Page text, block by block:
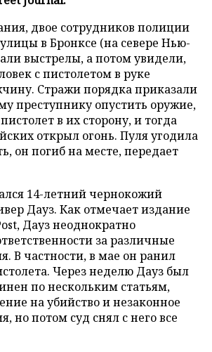
двое сотрудников полиции
в Бронксе (на севере Нью-
выстрелы, а потом увидели,
с пистолетом в руке
Стражи порядка приказали
преступнику опустить оружие,
в их сторону, и тогда
открыл огонь. Пуля угодила
он погиб на месте, передает
14-летний чернокожий
Дауз. Как отмечает издание
Дауз неоднократно
за различные
В частности, в мае он ранил
Через неделю Дауз был
по нескольким статьям,
на убийство и незаконное
но потом суд снял с него все